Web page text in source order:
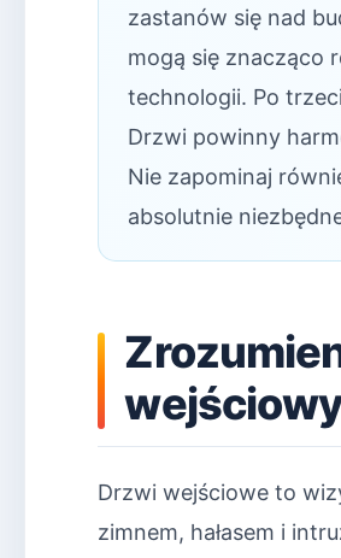
zastanów się nad
mogą się znacząco
technologii. Po
Drzwi powinny
Nie zapominaj
absolutnie
Drzwi wejściowe to
zimnem, hałasem i